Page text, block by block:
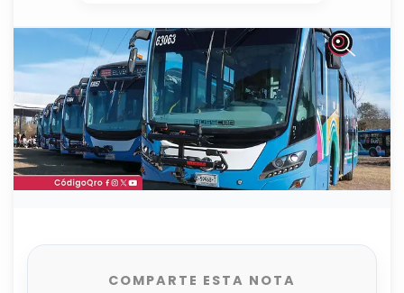
COMPARTE ESTA NOTA